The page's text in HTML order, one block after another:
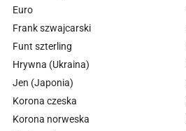
Euro
Frank szwajcarski
Funt szterling
Hrywna (Ukraina)
Jen (Japonia)
Korona czeska
Korona norweska